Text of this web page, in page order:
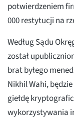
potwierdzeniem
000 restytucji na
Według Sądu
został
brat byłego
Nikhil Wahi,
giełdę
wykorzystywania